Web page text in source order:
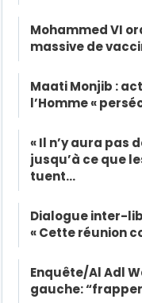
Mohammed VI
massive de
Maati Monjib :
l’Homme «
« Il n’y aura pas
jusqu’à ce que
tuent…
Dialogue inter-
« Cette réunion
Enquête/Al Adl
gauche: